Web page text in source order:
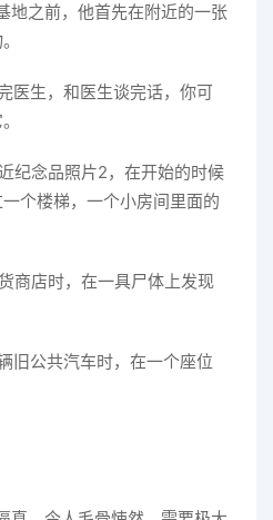
地之前，他首先在附近的一张
医生，和医生谈完话，你可
纪念品照片2，在开始的时候
个楼梯，一个小房间里面的
商店时，在一具尸体上发现
旧公共汽车时，在一个座位